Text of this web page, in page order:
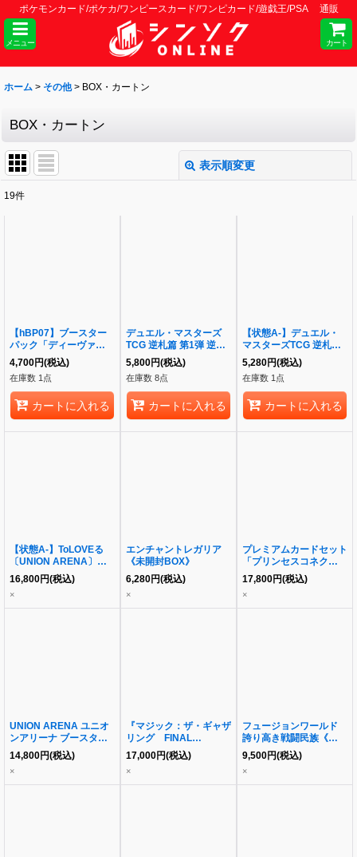
ポケモンカード/ポケカ/ワンピースカード/ワンピカード/遊戯王/PSA 通販
メニュー カート
ホーム > その他 > BOX・カートン
BOX・カートン
表示順変更
19件
【hBP07】ブースター
パック「ディーヴァフィ
ーバ」《未開封BOX》
4,700円(税込)
在庫数 1点
カートに入れる
デュエル・マスターズ
TCG 逆札篇 第1弾 逆転
神VS切札竜《未開封
BOX》
5,800円(税込)
在庫数 8点
カートに入れる
【状態A-】デュエル・
マスターズTCG 逆札篇
第1弾 逆転神VS切札竜
《未開封BOX》
5,280円(税込)
在庫数 1点
カートに入れる
【状態A-】ToLOVEる
〔UNION ARENA〕
《未開封BOX》
16,800円(税込)
×
エンチャントレガリア
《未開封BOX》
6,280円(税込)
×
プレミアムカードセット
「プリンセスコネクト！
Re:Dive」《未開封
BOX》
17,800円(税込)
×
UNION ARENA ユニオ
ンアリーナ ブースター
パック To LOVEる-とら
ぶる- Memory of
Heroines《未開封
BOX》
14,800円(税込)
×
『マジック：ザ・ギャザ
リング FINAL
FANTASY』チョコボ・
バンドル 日本語版《未
開封BOX》
17,000円(税込)
×
フュージョンワールド
誇り高き戦闘民族《未開
封BOX》
9,500円(税込)
×